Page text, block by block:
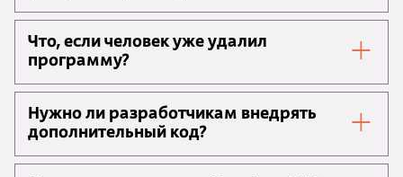
Что, если человек уже удалил
программу?
Нужно ли разработчикам внедрять
дополнительный код?